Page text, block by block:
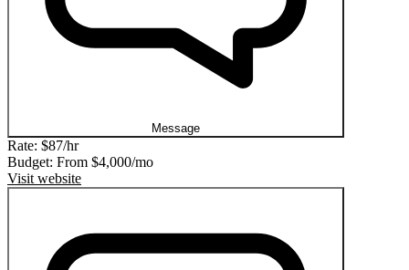
Message
Rate: $87/hr
Budget: From $4,000/mo
Visit website